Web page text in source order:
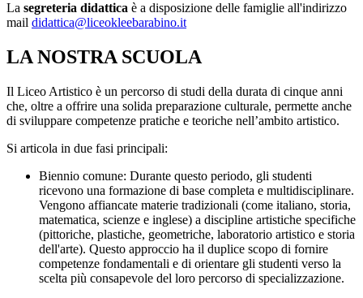
La segreteria didattica è a disposizione delle famiglie all'indirizzo
mail didattica@liceokleebarabino.it
LA NOSTRA SCUOLA
Il Liceo Artistico è un percorso di studi della durata di cinque anni
che, oltre a offrire una solida preparazione culturale, permette anche
di sviluppare competenze pratiche e teoriche nell’ambito artistico.
Si articola in due fasi principali:
Biennio comune: Durante questo periodo, gli studenti
ricevono una formazione di base completa e multidisciplinare.
Vengono affiancate materie tradizionali (come italiano, storia,
matematica, scienze e inglese) a discipline artistiche specifiche
(pittoriche, plastiche, geometriche, laboratorio artistico e storia
dell'arte). Questo approccio ha il duplice scopo di fornire
competenze fondamentali e di orientare gli studenti verso la
scelta più consapevole del loro percorso di specializzazione.